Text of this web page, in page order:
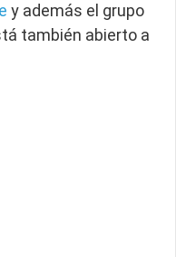
y además el grupo
también abierto a